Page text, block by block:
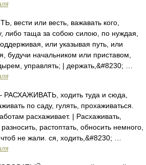
вести или весть, важавать кого,
либо таща за собою силою, по нуждая,
или указывая путь, или
будучи начальником или приставом,
управлять; | держать,&#8230; …
ходить туда и сюда,
по саду, гулять, прохаживаться.
расхаживает. | Расхаживать,
растоптать, обносить немного,
не жали. ся, ходить,&#8230; …